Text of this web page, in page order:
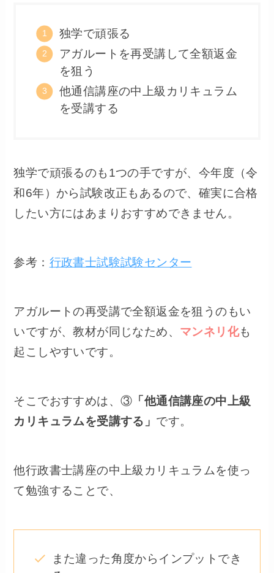
独学で頑張る
アガルートを再受講して全額返金
を狙う
他通信講座の中上級カリキュラム
を受講する
独学で頑張るのも1つの手ですが、今年度（令
和6年）から試験改正もあるので、確実に合格
したい方にはあまりおすすめできません。
参考： 行政書士試験試験センター
アガルートの再受講で全額返金を狙うのもい
いですが、教材が同じなため、 マンネリ化も
起こしやすいです。
そこでおすすめは、③ 「他通信講座の中上級
カリキュラムを受講する」 です。
他行政書士講座の中上級カリキュラムを使っ
て勉強することで、
また違った角度からインプットでき